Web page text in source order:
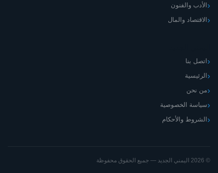
الأدب والفنون
الاقتصاد والمال
اتصل بنا
الرئيسية
من نحن
سياسة الخصوصية
الشروط والأحكام
© 2026 اليمني الجديد — جميع الحقوق محفوظة